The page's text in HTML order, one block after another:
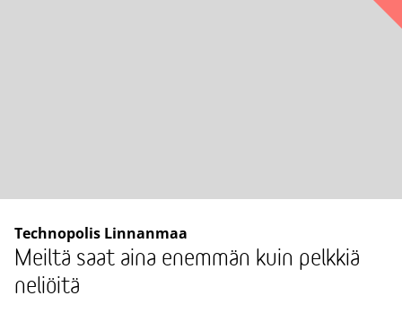
Technopolis Linnanmaa
Meiltä saat aina enemmän kuin pelkkiä
neliöitä